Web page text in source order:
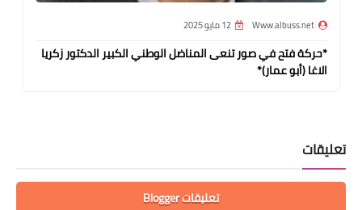
Www.albuss.net 12 مايو 2025
*حركة فتح في صور تنعى المناضل الوطني الكبير الدكتور زكريا
الاغا (أبو عمار)*
تعليقات
تعليقات Blogger